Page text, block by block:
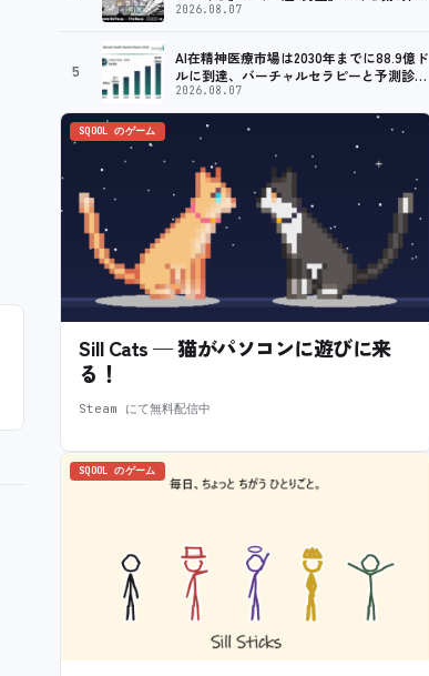
販売開始！
2026.08.07
5
AI在精神医療市場は2030年までに88.9億ド
ルに到達、バーチャルセラピーと予測診断
の普及が加速
2026.08.07
SQOOL のゲーム
Sill Cats — 猫がパソコンに遊びに来
る！
Steam にて無料配信中
SQOOL のゲーム